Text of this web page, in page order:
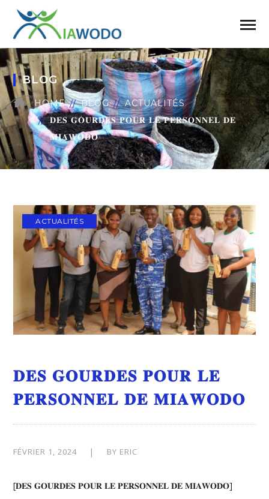
BLOG
HOME BLOG
ACTUALITÉS
𝐃𝐄𝐒 𝐆𝐎𝐔𝐑𝐃𝐄𝐒 𝐏𝐎𝐔𝐑 𝐋𝐄 𝐏𝐄𝐑𝐒𝐎𝐍𝐍𝐄𝐋 𝐃𝐄
𝐌𝐈𝐀𝐖𝐎𝐃𝐎
ACTUALITÉS
𝐃𝐄𝐒 𝐆𝐎𝐔𝐑𝐃𝐄𝐒 𝐏𝐎𝐔𝐑 𝐋𝐄
𝐏𝐄𝐑𝐒𝐎𝐍𝐍𝐄𝐋 𝐃𝐄 𝐌𝐈𝐀𝐖𝐎𝐃𝐎
FÉVRIER 1, 2024 BY ERIC
[𝐃𝐄𝐒 𝐆𝐎𝐔𝐑𝐃𝐄𝐒 𝐏𝐎𝐔𝐑 𝐋𝐄 𝐏𝐄𝐑𝐒𝐎𝐍𝐍𝐄𝐋 𝐃𝐄 𝐌𝐈𝐀𝐖𝐎𝐃𝐎]